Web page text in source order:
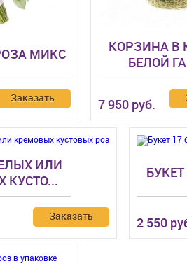
МИКС
Заказать
КОРЗИНА В
БЕЛОЙ
7 950 руб.
ИЛИ
КУСТО...
Заказать 2 550